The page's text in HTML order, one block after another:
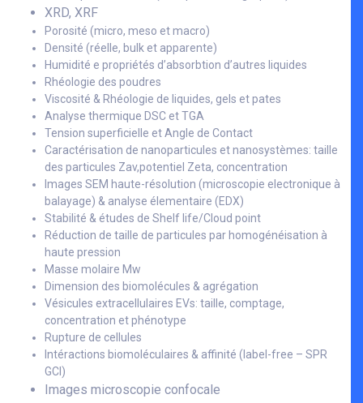
XRD, XRF
Porosité (micro, meso et macro)
Densité (réelle, bulk et apparente)
Humidité e propriétés d’absorbtion d’autres liquides
Rhéologie des poudres
Viscosité & Rhéologie de liquides, gels et pates
Analyse thermique DSC et TGA
Tension superficielle et Angle de Contact
Caractérisation de nanoparticules et nanosystèmes: taille
des particules Zav,potentiel Zeta, concentration
Images SEM haute-résolution (microscopie electronique à
balayage) & analyse élementaire (EDX)
Stabilité & études de Shelf life/Cloud point
Réduction de taille de particules par homogénéisation à
haute pression
Masse molaire Mw
Dimension des biomolécules & agrégation
Vésicules extracellulaires EVs: taille, comptage,
concentration et phénotype
Rupture de cellules
Intéractions biomoléculaires & affinité (label-free – SPR
GCI)
Images microscopie confocale